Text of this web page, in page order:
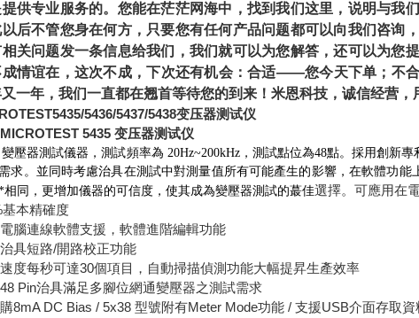
供专业服务的。您能在茫茫网海中，找到我们这里，说明与我
以后不管您身在何方，只要您有任何产品问题都可以向我们咨
相关问题发一条信息给我们，我们就可以为您解答，还可以为
成情谊在，这次不成，下次还有机会：合适——您今天下单；
一年，我们一直都在翘首等待您的到来！米恩科技，诚信经
5436/5437/5438变压器测试仪
5435 变压器测试仪
變壓器測試儀器，測試頻率為 20Hz~200kHz，測試點位為48點。採用創
求。並同時考慮治具在測試中對測量值所有可能產生的影響，在軟體功
相同，更增加儀器的可信度，使其成為變壓器測試的蕞佳選擇。可應用在
基本精確度
腦連線軟體支援，軟體進階編輯功能
具短路/開路校正功能
度每秒可達30個項目，自動掃描偵測功能大幅提昇生產效率
Pin治具滿足多腳位網通變壓器之測試需求
8mA DC Bias / 5x38 型號附有Meter Mode功能 / 支援USB介面存取資